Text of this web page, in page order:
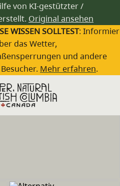
von KI-gestützter /
Original ansehen
WISSEN SOLLTEST:
das Wetter,
und andere
Mehr erfahren.